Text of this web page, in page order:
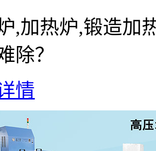
,加热炉,锻造加
除？
情